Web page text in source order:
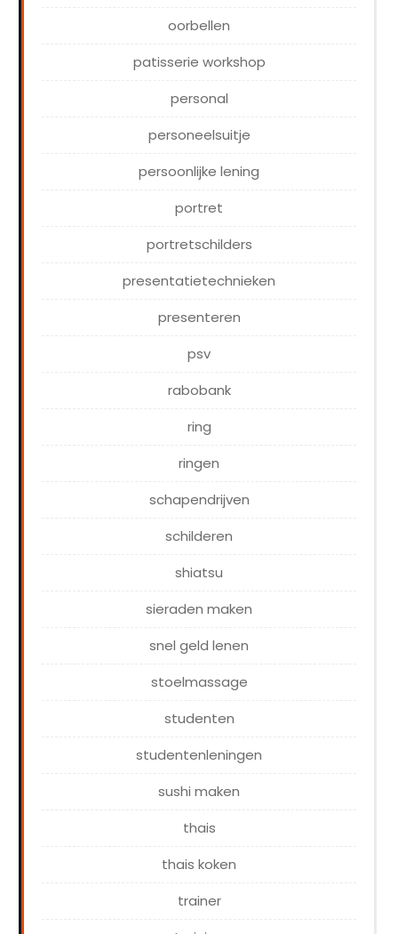
oorbellen
patisserie workshop
personal
personeelsuitje
persoonlijke lening
portret
portretschilders
presentatietechnieken
presenteren
psv
rabobank
ring
ringen
schapendrijven
schilderen
shiatsu
sieraden maken
snel geld lenen
stoelmassage
studenten
studentenleningen
sushi maken
thais
thais koken
trainer